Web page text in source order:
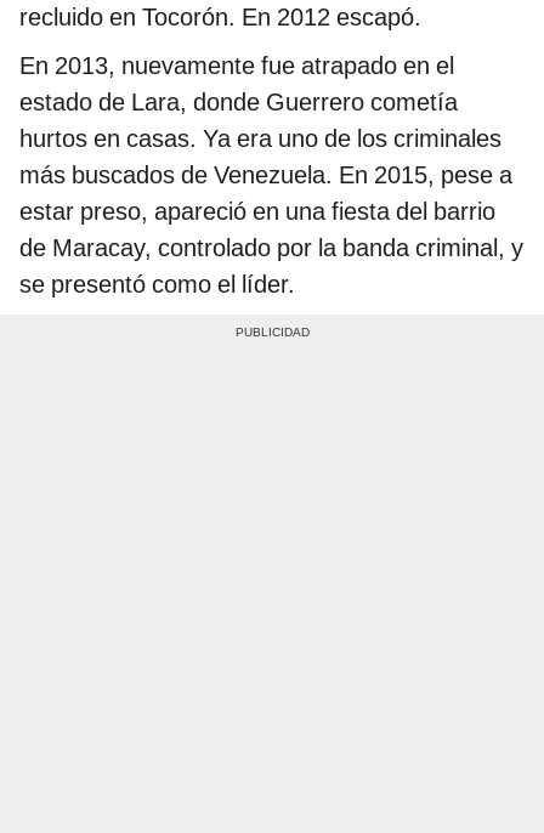
recluido en Tocorón. En 2012 escapó.
En 2013, nuevamente fue atrapado en el
estado de Lara, donde Guerrero cometía
hurtos en casas. Ya era uno de los criminales
más buscados de Venezuela. En 2015, pese a
estar preso, apareció en una fiesta del barrio
de Maracay, controlado por la banda criminal, y
se presentó como el líder.